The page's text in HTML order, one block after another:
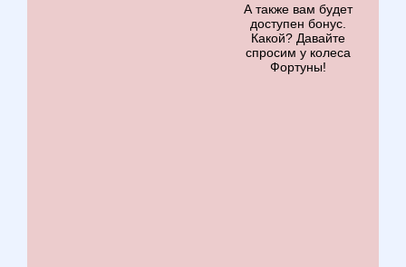
А также вам будет
доступен бонус.
Какой? Давайте
спросим у колеса
Фортуны!